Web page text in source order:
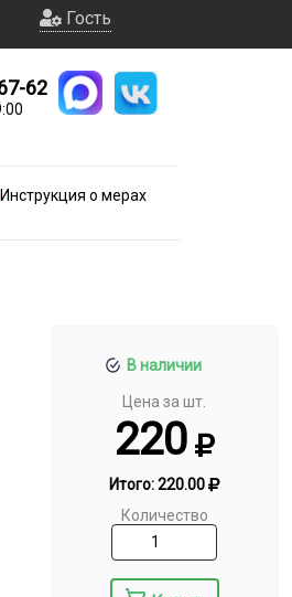
Гость
62
Инструкция о мерах
В наличии
Цена за шт.
220
Итого:220.00
Количество